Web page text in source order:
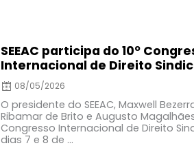
SEEAC participa do 10º
Internacional de Direito
08/05/2026
O presidente do SEEAC, Maxwell
Ribamar de Brito e Augusto
Congresso Internacional de Direito
dias 7 e 8 de ...